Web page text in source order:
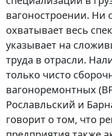
вагоностроении. Ни
охватывает весь
указывает на
труда в отрасли.
только чисто
вагоноремонтных
Рославльский и
говорит о том, что